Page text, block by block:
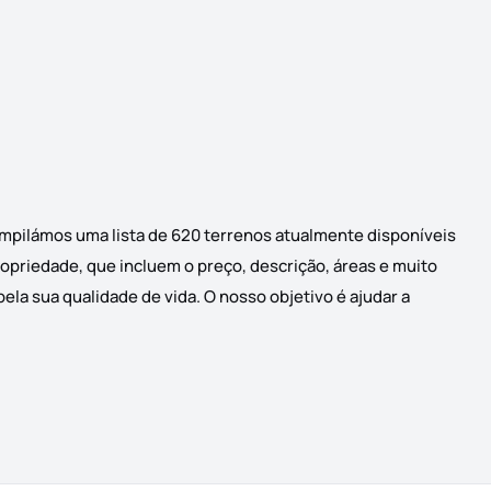
uma lista de 620 terrenos atualmente disponíveis
que incluem o preço, descrição, áreas e muito
sua qualidade de vida. O nosso objetivo é ajudar a